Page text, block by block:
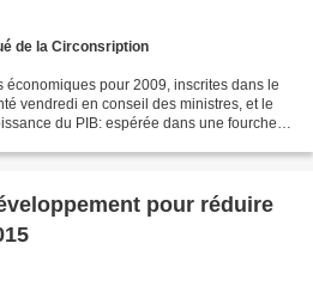
de la Circonsription
pour 2009, inscrites dans le
vendredi en conseil des ministres, et le
du PIB: espérée dans une fourchette
pour réduire